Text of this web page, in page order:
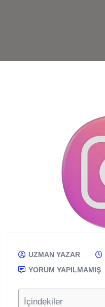
UZMAN YAZAR
YORUM YAPILMAMIŞ
İçindekiler